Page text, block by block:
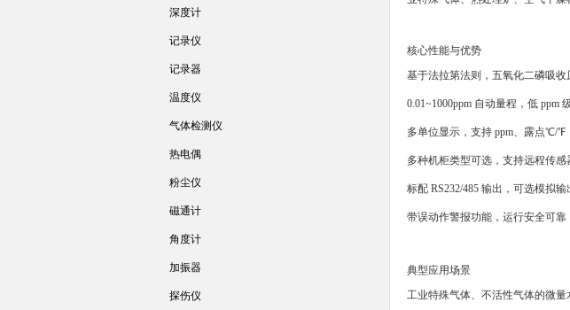
核心性能与优势
基于法拉第法则，五氧化二磷吸
0.01~1000ppm 自动量程，低 ppm
多单位显示，支持 ppm、露点℃/℉
多种机柜类型可选，支持远程传感
标配 RS232/485 输出，可选模拟
带误动作警报功能，运行安全可靠
典型应用场景
工业特殊气体、不活性气体的微量
深度计
记录仪
记录器
温度仪
气体检测仪
热电偶
粉尘仪
磁通计
角度计
加振器
探伤仪